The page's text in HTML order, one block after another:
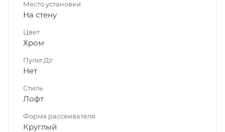
Место установки
На стену
Цвет
Хром
Пульт ДУ
Нет
Стиль
Лофт
Форма рассеивателя
Круглый